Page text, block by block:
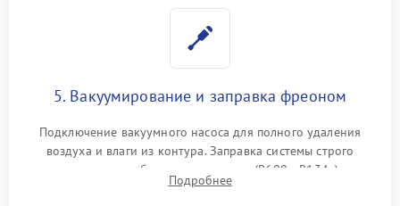
5. Вакуумирование и заправка фреоном
Подключение вакуумного насоса для полного удаления
воздуха и влаги из контура. Заправка системы строго
дозированным объемом хладагента (R600a, R134a) по
электронным весам. Контроль рабочего давления в системе.
Подробнее